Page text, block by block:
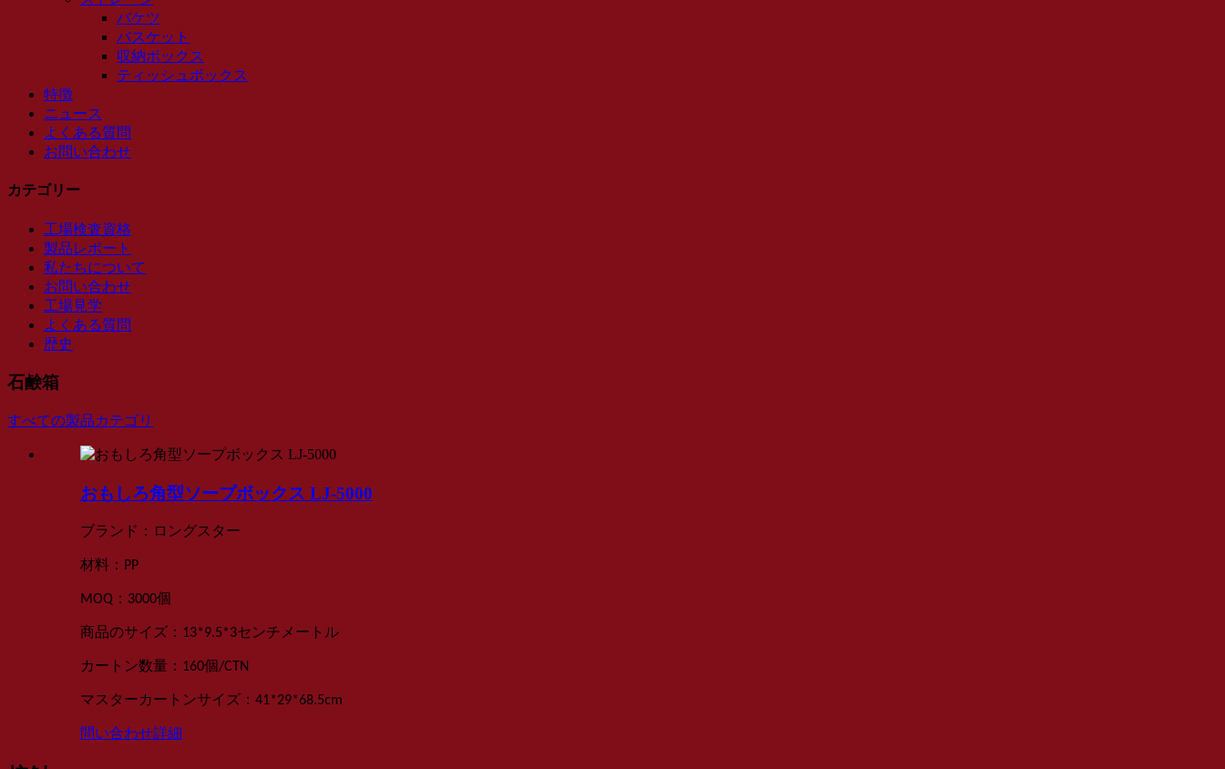
バケツ
バスケット
収納ボックス
ティッシュボックス
特徴
ニュース
よくある質問
お問い合わせ
カテゴリー
工場検査資格
製品レポート
私たちについて
お問い合わせ
工場見学
よくある質問
歴史
石鹸箱
すべての製品カテゴリ
おもしろ角型ソープボックス LJ-5000
ブランド ： ロングスター
材料 ： PP
MOQ ： 3000個
商品のサイズ ： 13*9.5*3センチメートル
カートン数量 ： 160個/CTN
マスターカートンサイズ ： 41*29*68.5cm
問い合わせ詳細